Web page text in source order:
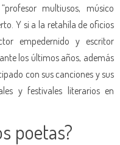
multiusos, músico
Y si a la retahíla de oficios
empedernido y escritor
los últimos años, además
con sus canciones y sus
y festivales literarios en
poetas?